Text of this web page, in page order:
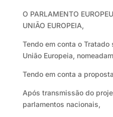
O PARLAMENTO
UNIÃO EUROPEIA,
Tendo em conta o Tratado
União Europeia,
Tendo em conta a
Após transmissão do
parlamentos nacionais,